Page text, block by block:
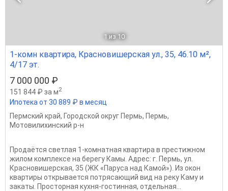
1 из 10
1-комн квартира, Красновишерская ул., 35, 46.10 м²,
4/17 эт.
7 000 000 ₽
151 844 ₽ за м2
Ипотека от 30 889 ₽ в месяц
Пермский край, Городской округ Пермь, Пермь,
Мотовилихинский р-н
Продаётся светлая 1‑комнатная квартира в престижном
жилом комплексе на берегу Камы. Адрес: г. Пермь, ул.
Красновишерская, 35 (ЖК «Паруса над Камой»). Из окон
квартиры открывается потрясающий вид на реку Каму и
закаты. Просторная кухня-гостинная, отдельная...